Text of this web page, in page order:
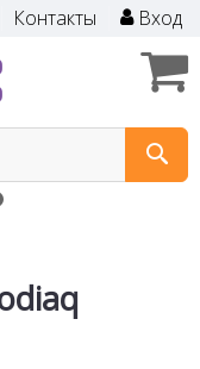
Контакты Вход